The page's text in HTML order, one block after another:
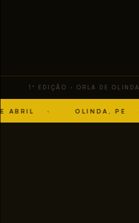
1ª EDIÇÃO · ORLA DE OLINDA
OLINDA, PE